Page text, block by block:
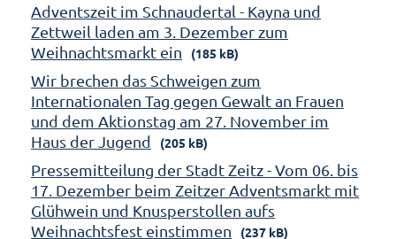
Adventszeit im Schnaudertal - Kayna und
Zettweil laden am 3. Dezember zum
Weihnachtsmarkt ein
(185 kB)
Wir brechen das Schweigen zum
Internationalen Tag gegen Gewalt an Frauen
und dem Aktionstag am 27. November im
Haus der Jugend
(205 kB)
Pressemitteilung der Stadt Zeitz - Vom 06. bis
17. Dezember beim Zeitzer Adventsmarkt mit
Glühwein und Knusperstollen aufs
Weihnachtsfest einstimmen
(237 kB)